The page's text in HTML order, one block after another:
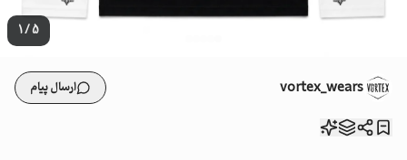
5
/
1
vortex_wears ارسال پیام